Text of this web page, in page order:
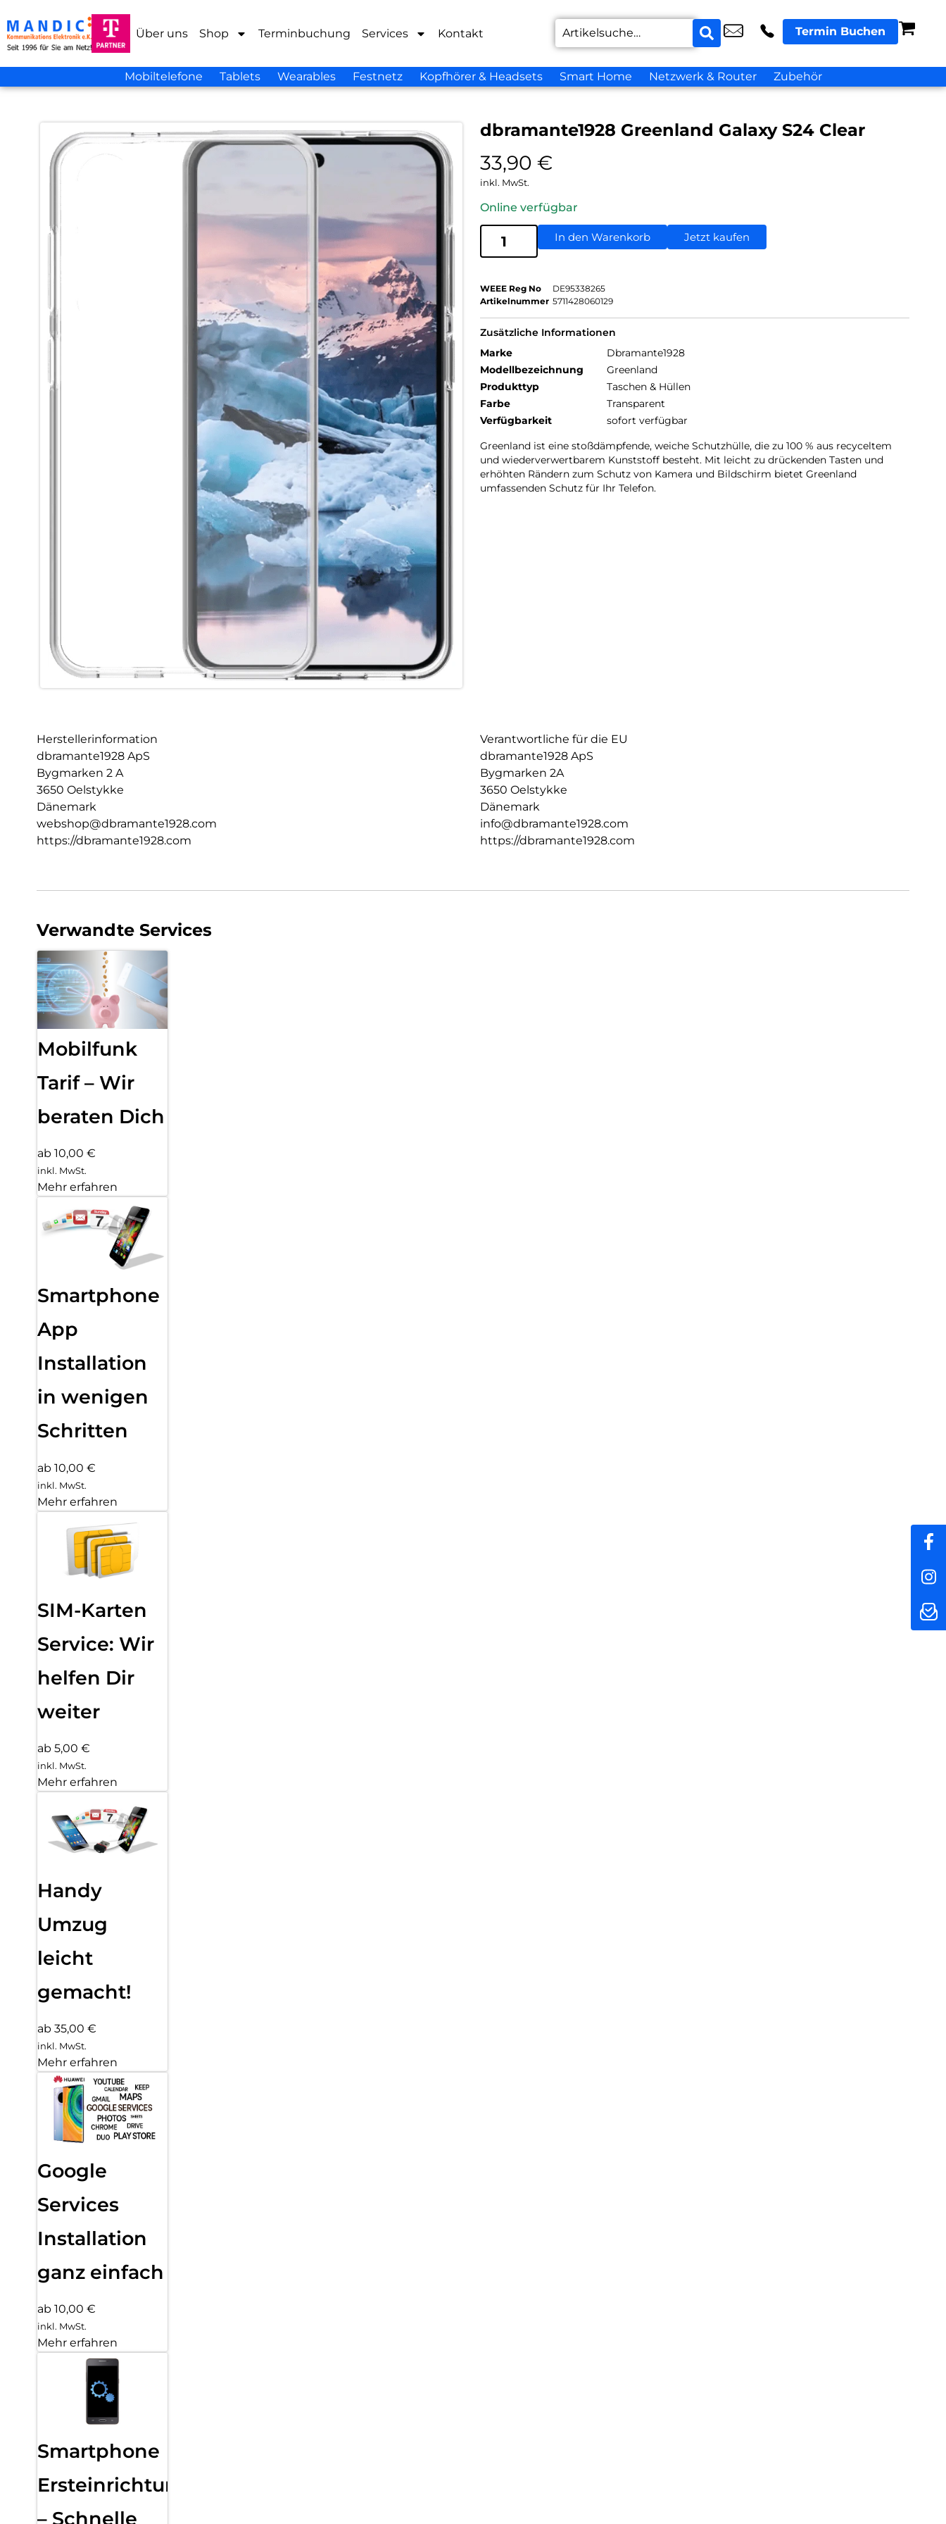
Über uns Shop Terminbuchung Services Kontakt Termin Buchen
Mobiltelefone Tablets Wearables Festnetz Kopfhörer & Headsets Smart Home Netzwerk & Router Zubehör
dbramante1928 Greenland Galaxy S24 Clear
33,90 €
inkl. MwSt.
Online verfügbar
In den Warenkorb Jetzt kaufen
WEEE Reg No
DE95338265
Artikelnummer 5711428060129
Zusätzliche Informationen
Marke
Dbramante1928
Modellbezeichnung
Greenland
Produkttyp
Taschen & Hüllen
Farbe
Transparent
Verfügbarkeit
sofort verfügbar
Greenland ist eine stoßdämpfende, weiche Schutzhülle, die zu 100 % aus recyceltem
und wiederverwertbarem Kunststoff besteht. Mit leicht zu drückenden Tasten und
erhöhten Rändern zum Schutz von Kamera und Bildschirm bietet Greenland
umfassenden Schutz für Ihr Telefon.
Herstellerinformation
dbramante1928 ApS
Bygmarken 2 A
3650 Oelstykke
Dänemark
webshop@dbramante1928.com
https://dbramante1928.com
Verantwortliche für die EU
dbramante1928 ApS
Bygmarken 2A
3650 Oelstykke
Dänemark
info@dbramante1928.com
https://dbramante1928.com
Verwandte Services
Mobilfunk
Tarif – Wir
beraten Dich
ab 10,00 €
inkl. MwSt.
Mehr erfahren
Smartphone
App
Installation
in wenigen
Schritten
ab 10,00 €
inkl. MwSt.
Mehr erfahren
SIM-Karten
Service: Wir
helfen Dir
weiter
ab 5,00 €
inkl. MwSt.
Mehr erfahren
Handy
Umzug
leicht
gemacht!
ab 35,00 €
inkl. MwSt.
Mehr erfahren
Google
Services
Installation
ganz einfach
ab 10,00 €
inkl. MwSt.
Mehr erfahren
Smartphone
Ersteinrichtung
– Schnelle